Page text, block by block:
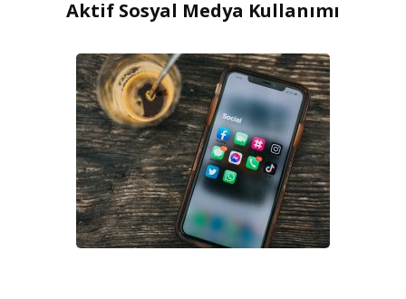
Aktif Sosyal Medya Kullanımı